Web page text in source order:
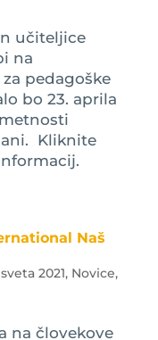
učiteljice
na
pedagoške
bo 23. aprila
Kliknite
Naš
2021, Novice,
na človekove